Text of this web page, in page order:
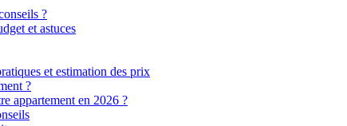
?
et astuces
et estimation des prix
?
appartement en 2026 ?